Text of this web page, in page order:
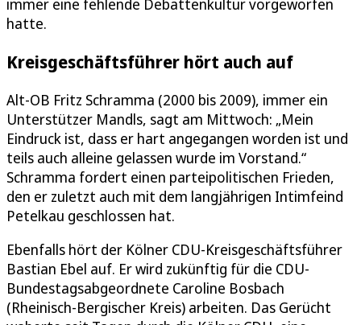
immer eine fehlende Debattenkultur vorgeworfen
hatte.
Kreisgeschäftsführer hört auch auf
Alt-OB Fritz Schramma (2000 bis 2009), immer ein
Unterstützer Mandls, sagt am Mittwoch: „Mein
Eindruck ist, dass er hart angegangen worden ist und
teils auch alleine gelassen wurde im Vorstand.“
Schramma fordert einen parteipolitischen Frieden,
den er zuletzt auch mit dem langjährigen Intimfeind
Petelkau geschlossen hat.
Ebenfalls hört der Kölner CDU-Kreisgeschäftsführer
Bastian Ebel auf. Er wird zukünftig für die CDU-
Bundestagsabgeordnete Caroline Bosbach
(Rheinisch-Bergischer Kreis) arbeiten. Das Gerücht